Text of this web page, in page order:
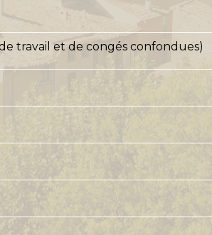
travail et de congés confondues)